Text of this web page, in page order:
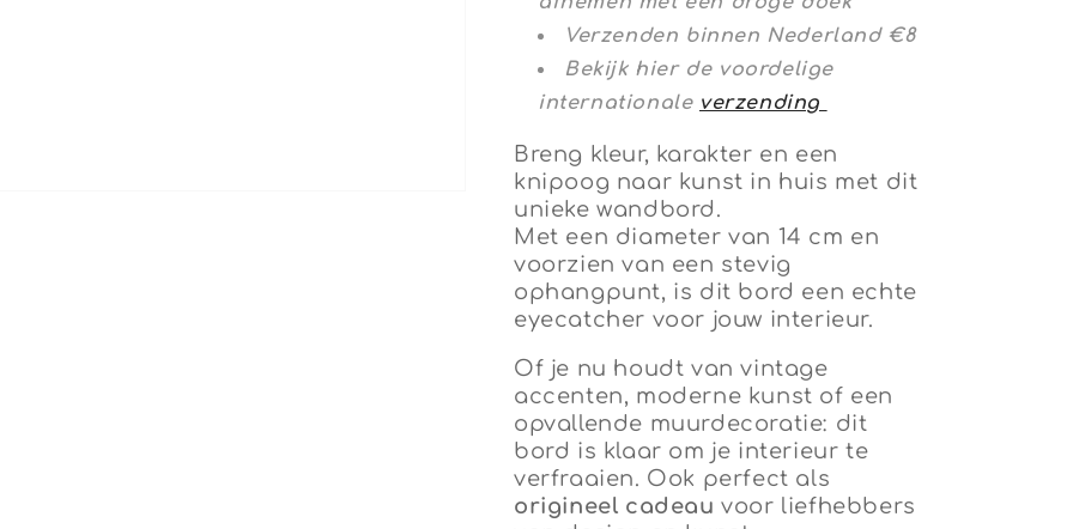
Verzenden binnen Nederland €8
Bekijk hier de voordelige
internationale verzending
Breng kleur, karakter en een
knipoog naar kunst in huis met dit
unieke wandbord.
Met een diameter van 14 cm en
voorzien van een stevig
ophangpunt, is dit bord een echte
eyecatcher voor jouw interieur.
Of je nu houdt van vintage
accenten, moderne kunst of een
opvallende muurdecoratie: dit
bord is klaar om je interieur te
verfraaien. Ook perfect als
origineel cadeau voor liefhebbers